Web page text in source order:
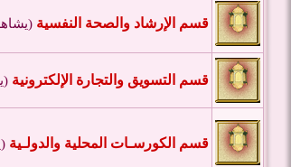
قسم الإرشاد والصحة النفسية (يشاهده 3
قسم التسويق والتجارة الإلكترونية
قسم الكورسـات المحلية والدولـية